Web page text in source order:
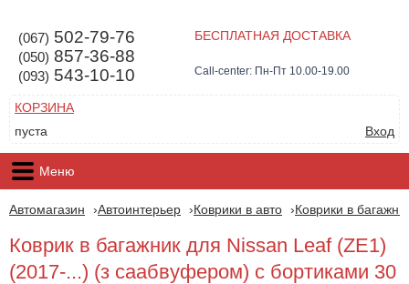
(067) 502-79-76
(050) 857-36-88
(093) 543-10-10
БЕСПЛАТНАЯ ДОСТАВКА
Call-center: Пн-Пт 10.00-19.00
КОРЗИНА
пуста
Вход
Меню
Автомагазин Автоинтерьер Коврики в авто Коврики в
Коврик в багажник для Nissan Leaf (ZE1)
(2017-...) (з саабвуфером) с бортиками 30